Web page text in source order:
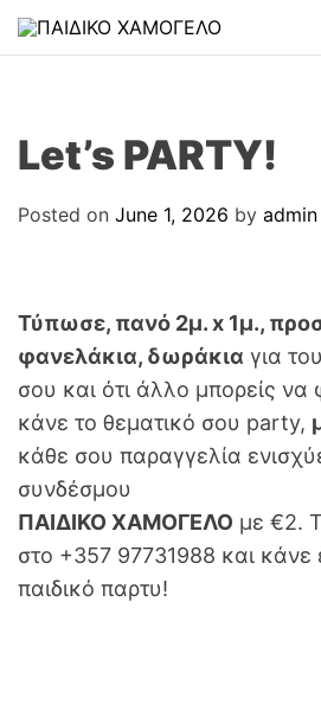
Let’s PARTY!
Posted on June 1, 2026 by admin
Τύπωσε, πανό 2μ. x 1μ.,
φανελάκια, δωράκια για
σου και ότι άλλο μπορείς να
κάνε το θεματικό σου party,
κάθε σου παραγγελία
συνδέσμου
ΠΑΙΔΙΚΟ ΧΑΜΟΓΕΛΟ με €2.
στο +357 97731988 και κάνε
παιδικό παρτυ!